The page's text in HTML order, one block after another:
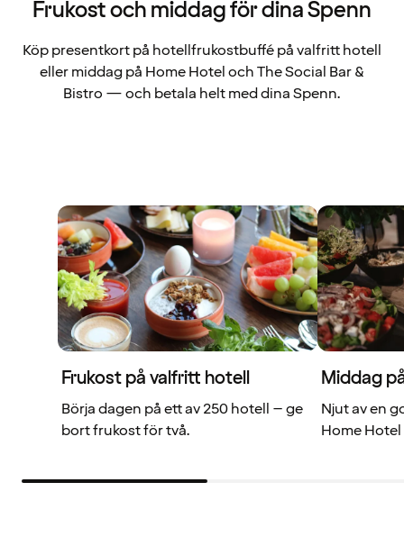
Frukost och middag för dina Spenn
Köp presentkort på hotellfrukostbuffé på valfritt hotell
eller middag på Home Hotel och The Social Bar &
Bistro — och betala helt med dina Spenn.
Frukost på valfritt hotell
Börja dagen på ett av 250 hotell – ge
bort frukost för två.
Middag
Njut av en
Home